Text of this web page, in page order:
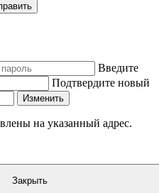
Введите
Подтвердите новый
Изменить
на указанный адрес.
Закрыть